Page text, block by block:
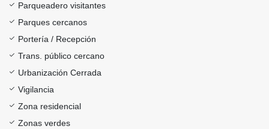
Parqueadero visitantes
Parques cercanos
Portería / Recepción
Trans. público cercano
Urbanización Cerrada
Vigilancia
Zona residencial
Zonas verdes